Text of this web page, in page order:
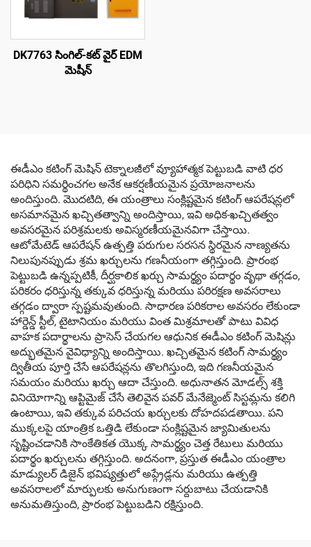
DK7763 సింగిల్-కట్ వైర్ EDM
మెషీన్
ఈడీఎం కటింగ్ మెషిన్ టెక్నాలజీలో వ్యూహాత్మక పెట్టుబడి వాటి ధర
పరిధిని సమర్థించగల అనేక ఆకర్షణీయమైన ప్రయోజనాలను
అందిస్తుంది. మొదటిది, ఈ యంత్రాలు సంక్లిష్టమైన కటింగ్ ఆపరేషన్లలో
అసమానమైన ఖచ్చితత్వాన్ని అందిస్తాయి, ఇవి అధిక-ఖచ్చితత్వం
అవసరమైన పరిశ్రమలకు అవిస్మరణీయమైనవిగా చేస్తాయి.
ఆటోమేటెడ్ ఆపరేషన్ ఉత్పత్తి పరుగుల సరసన స్థిరమైన నాణ్యతను
నిలుపునప్పుడు శ్రమ ఖర్చులను గణనీయంగా తగ్గిస్తుంది. ప్రారంభ
పెట్టుబడి ఉన్నప్పటికీ, దీర్ఘకాలిక ఖర్చు సామర్థ్యం పదార్థం వృథా తగ్గడం,
పరికరం ధరిస్తున్న తక్కువ ధరిస్తున్న మరియు పరిరక్షణ అవసరాలు
తగ్గడం ద్వారా స్పష్టమవుతుంది. సాధారణ పరికరాల అవసరం లేకుండా
హార్డెన్డ్ స్టీల్, టైటానియం మరియు వింత మిశ్రమాలతో పాటు వివిధ
వాహక పదార్థాలను ప్రాసెస్ చేయగల ఆధునిక ఈడీఎం కటింగ్ మెషిన్లు
అద్భుతమైన వైవిధ్యాన్ని అందిస్తాయి. ఖచ్చితమైన కటింగ్ సామర్థ్యం
ద్వితీయ పూర్తి చేసే ఆపరేషన్లను తొలగిస్తుంది, ఇది గణనీయమైన
సమయం మరియు ఖర్చు ఆదా చేస్తుంది. అధునాతన మోడల్స్ శక్తి
వినియోగాన్ని ఆప్టిమైజ్ చేసే తెలివైన పవర్ మేనేజ్మెంట్ సిస్టమ్లను కలిగి
ఉంటాయి, ఇవి తక్కువ పరిచయ ఖర్చులకు దోహదపడతాయి. పని
ముక్కలపై యాంత్రిక ఒత్తిడి లేకుండా సంక్లిష్టమైన జ్యామితులను
సృష్టించడానికి సాంకేతికత యొక్క సామర్థ్యం చెత్త రేటులు మరియు
పదార్థం ఖర్చులను తగ్గిస్తుంది. అదనంగా, ప్రస్తుత ఈడీఎం యంత్రాల
మాడ్యులర్ డిజైన్ భవిష్యత్తులో అప్గ్రేడ్లను మరియు ఉత్పత్తి
అవసరాలలో మార్పులకు అనుగుణంగా సర్దుబాటు చేయడానికి
అనుమతిస్తుంది, ప్రారంభ పెట్టుబడిని రక్షిస్తుంది.